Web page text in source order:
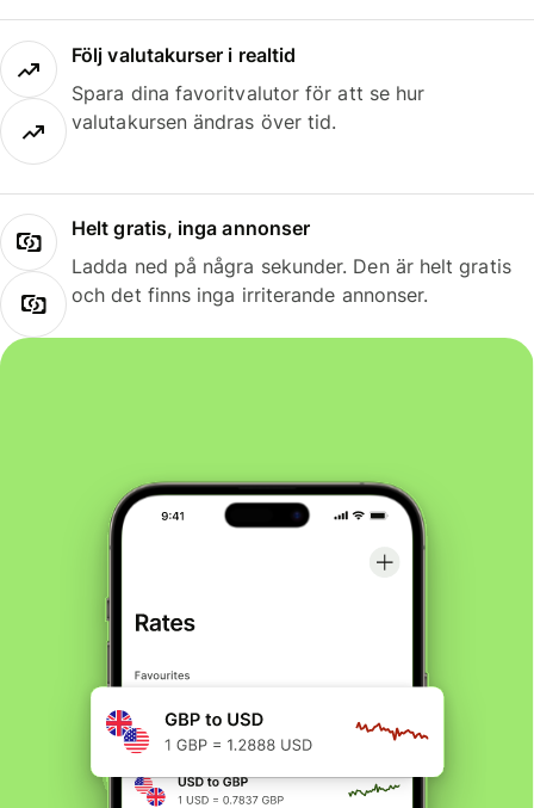
Följ valutakurser i realtid
Spara dina favoritvalutor för att se hur
valutakursen ändras över tid.
Helt gratis, inga annonser
Ladda ned på några sekunder. Den är helt gratis
och det finns inga irriterande annonser.